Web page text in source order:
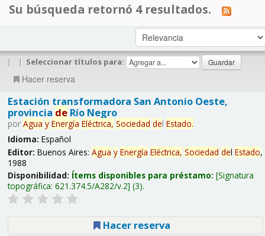
Su búsqueda retornó 4 resultados.
| | Seleccionar títulos para:
Hacer reserva
Estación transformadora San Antonio Oeste,
provincia deRío Negro
por Agua y Energía Eléctrica, Sociedad del Estado.
Idioma: Español
Editor: Buenos Aires: Agua y Energía Eléctrica, Sociedad del Estado,
1988
Disponibilidad: Ítems disponibles para préstamo: Signatura
topográfica: 621.374.5/A282/v.2 (3).
Hacer reserva